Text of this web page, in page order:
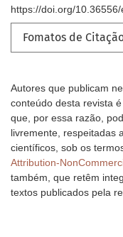
https://doi.org/
Fomatos de
Autores que publicam
conteúdo desta revista
que, por essa razão,
livremente, respeitadas
científicos, sob os
Attribution-
também, que retêm
textos publicados pela